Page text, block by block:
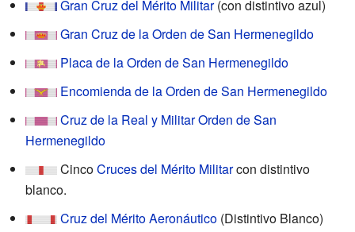
Gran Cruz del Mérito Militar(con distintivo azul)
Gran Cruz de la Orden de San Hermenegildo
Placa de la Orden de San Hermenegildo
Encomienda de la Orden de San Hermenegildo
Cruz de la Real y Militar Orden de San
Hermenegildo
CincoCruces del Mérito Militarcon distintivo
blanco.
Cruz del Mérito Aeronáutico (Distintivo Blanco)